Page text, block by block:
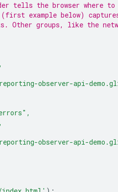
tells the browser where
example below)
Other groups, like the
observer-api-
observer-api-